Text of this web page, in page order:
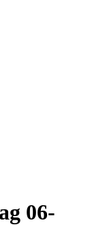
06-